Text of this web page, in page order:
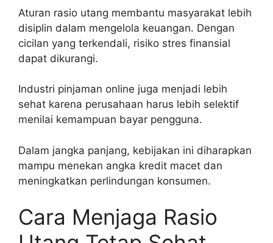
Aturan rasio utang membantu masyarakat lebih
disiplin dalam mengelola keuangan. Dengan
cicilan yang terkendali, risiko stres finansial
dapat dikurangi.
Industri pinjaman online juga menjadi lebih
sehat karena perusahaan harus lebih selektif
menilai kemampuan bayar pengguna.
Dalam jangka panjang, kebijakan ini diharapkan
mampu menekan angka kredit macet dan
meningkatkan perlindungan konsumen.
Cara Menjaga Rasio